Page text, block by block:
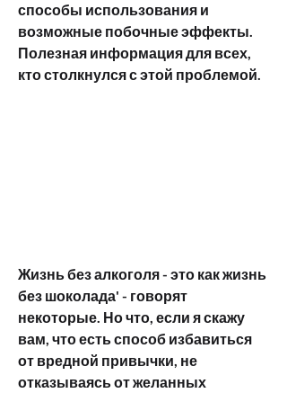
способы использования и
возможные побочные эффекты.
Полезная информация для всех,
кто столкнулся с этой проблемой.
Жизнь без алкоголя - это как жизнь
без шоколада' - говорят
некоторые. Но что, если я скажу
вам, что есть способ избавиться
от вредной привычки, не
отказываясь от желанных